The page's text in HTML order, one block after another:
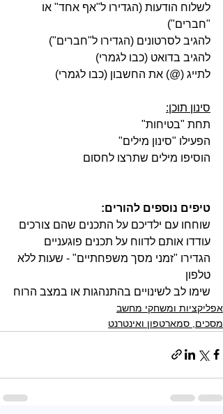
לשלוח הודעות (הגדירו ל"אף אחד" או
"חברים")
להגיב לסרטונים (הגדירו ל"חברים")
להגיב בדואט (כבו לגמרי)
לתייג (@) את החשבון (כבו לגמרי)
סינון תוכן:
תחת "בטיחות"
הפעילו "סינון מילים"
הוסיפו מילים שתרצו לחסום
טיפים נוספים להורים:
שוחחו עם ילדיכם על התכנים שהם צורכים
עודדו אותם לדווח על תכנים פוגעניים
הגדירו "זמני מסך משפחתיים" - שעות ללא
טלפון
שימו לב לשינויים בהתנהגות או במצב הרוח
אפליקציות ומשחקי מחשב
מסכים, סמארטפון ואינטרנט